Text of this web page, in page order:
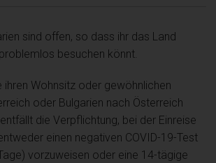
sind offen, so dass ihr das Land
besuchen könnt.
ihren Wohnsitz oder gewöhnlichen
oder Bulgarien nach Österreich
die Verpflichtung, bei der Einreise
einen negativen COVID-19-Test
vorzuweisen oder eine 14-tägige